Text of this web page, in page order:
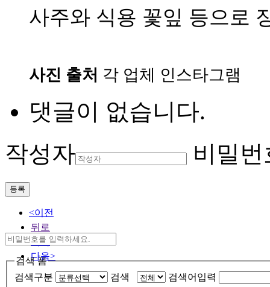
사주와 식용 꽃잎 등으로
사진 출처 각 업체 인스타그램
댓글이 없습니다.
작성자
비밀번
등록
<이전
뒤로
목록
다음>
검색 폼
검색구분
검색 검색어입력